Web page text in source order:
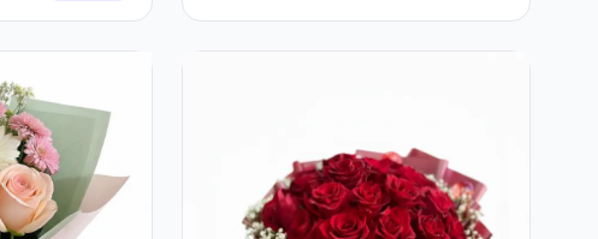
Crizanteme Albe